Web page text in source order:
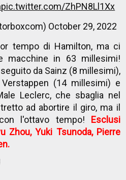
pic.twitter.com/ZhPN8Ll1Xx
October 29, 2022
tempo di Hamilton, ma ci
macchine in 63 millesimi!
da Sainz (8 millesimi),
(14 millesimi) e
Leclerc, che sbaglia nel
ad abortire il giro, ma il
l'ottavo tempo! Esclusi
Zhou, Yuki Tsunoda, Pierre